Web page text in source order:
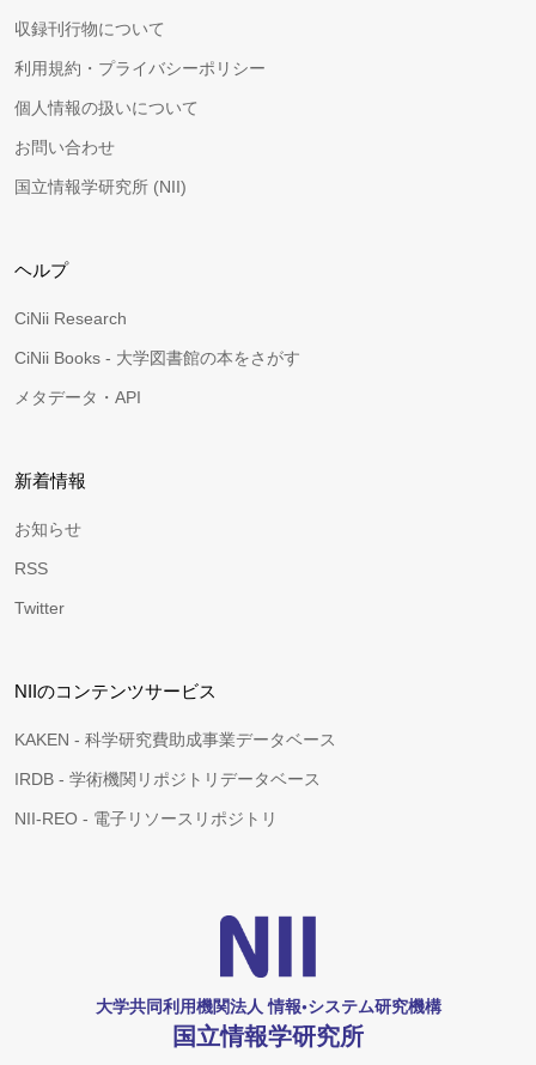
収録刊行物について
利用規約・プライバシーポリシー
個人情報の扱いについて
お問い合わせ
国立情報学研究所 (NII)
ヘルプ
CiNii Research
CiNii Books - 大学図書館の本をさがす
メタデータ・API
新着情報
お知らせ
RSS
Twitter
NIIのコンテンツサービス
KAKEN - 科学研究費助成事業データベース
IRDB - 学術機関リポジトリデータベース
NII-REO - 電子リソースリポジトリ
大学共同利用機関法人 情報•システム研究機構
国立情報学研究所